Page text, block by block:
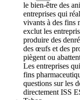
le bien-être des
entreprises qui
vivants à des fins
exclut les
produire des
des œufs et des
piègent ou
Les entreprises
fins
questions sur les
directement ISS